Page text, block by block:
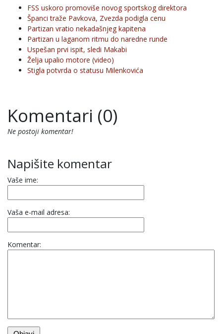
FSS uskoro promoviše novog sportskog direktora
Španci traže Pavkova, Zvezda podigla cenu
Partizan vratio nekadašnjeg kapitena
Partizan u laganom ritmu do naredne runde
Uspešan prvi ispit, sledi Makabi
Želja upalio motore (video)
Stigla potvrda o statusu Milenkovića
Komentari (0)
Ne postoji komentar!
Napišite komentar
Vaše ime:
Vaša e-mail adresa:
Komentar: